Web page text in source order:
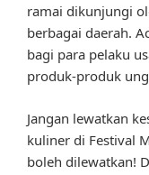
ramai dikunjungi
berbagai daerah.
bagi para pelaku
produk-produk
Jangan lewatkan
kuliner di Festival
boleh dilewatkan!